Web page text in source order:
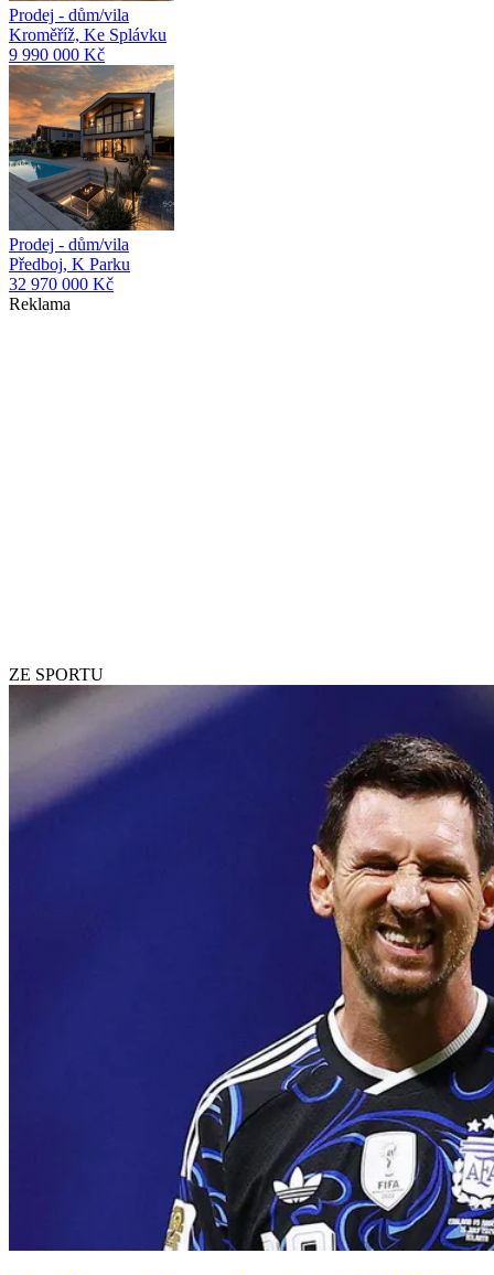
Prodej - dům/vila
Kroměříž, Ke Splávku
9 990 000 Kč
Prodej - dům/vila
Předboj, K Parku
32 970 000 Kč
Reklama
ZE SPORTU